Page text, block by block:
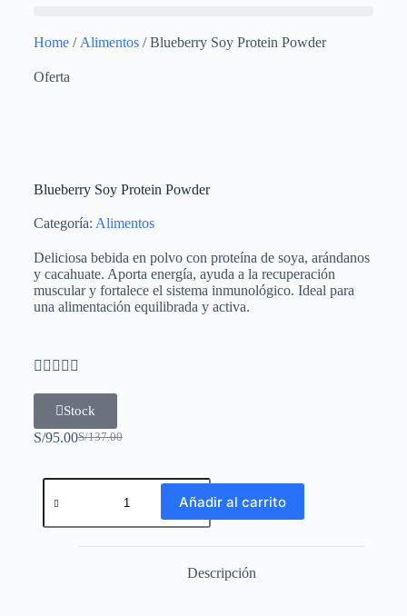
Home/ Alimentos/ Blueberry Soy Protein Powder
Oferta
Blueberry Soy Protein Powder
Categoría: Alimentos
Deliciosa bebida en polvo con proteína de soya, arándanos
y cacahuate. Aporta energía, ayuda a la recuperación
muscular y fortalece el sistema inmunológico. Ideal para
una alimentación equilibrada y activa.
    
Stock
S/137.00
S/95.00
Añadir al carrito
Descripción